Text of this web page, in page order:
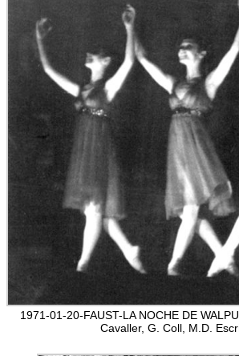
1971-01-20-FAUST-LA NOCHE DE
Cavaller, G. Coll, M.D.